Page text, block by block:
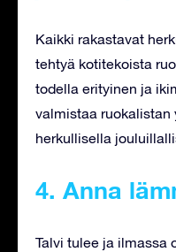
Kaikki rakastavat
tehtyä kotitekoista
todella erityinen ja
valmistaa ruokalistan
herkullisella
4. Anna
Talvi tulee ja ilmassa